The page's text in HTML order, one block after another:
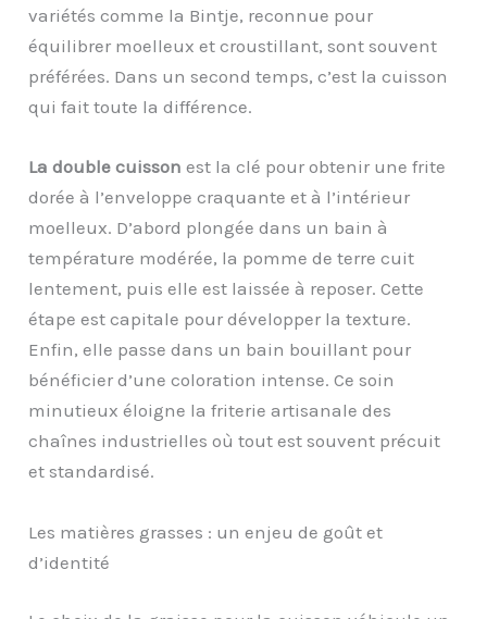
variétés comme la Bintje, reconnue pour
équilibrer moelleux et croustillant, sont souvent
préférées. Dans un second temps, c’est la cuisson
qui fait toute la différence.
La double cuisson est la clé pour obtenir une frite
dorée à l’enveloppe craquante et à l’intérieur
moelleux. D’abord plongée dans un bain à
température modérée, la pomme de terre cuit
lentement, puis elle est laissée à reposer. Cette
étape est capitale pour développer la texture.
Enfin, elle passe dans un bain bouillant pour
bénéficier d’une coloration intense. Ce soin
minutieux éloigne la friterie artisanale des
chaînes industrielles où tout est souvent précuit
et standardisé.
Les matières grasses : un enjeu de goût et
d’identité